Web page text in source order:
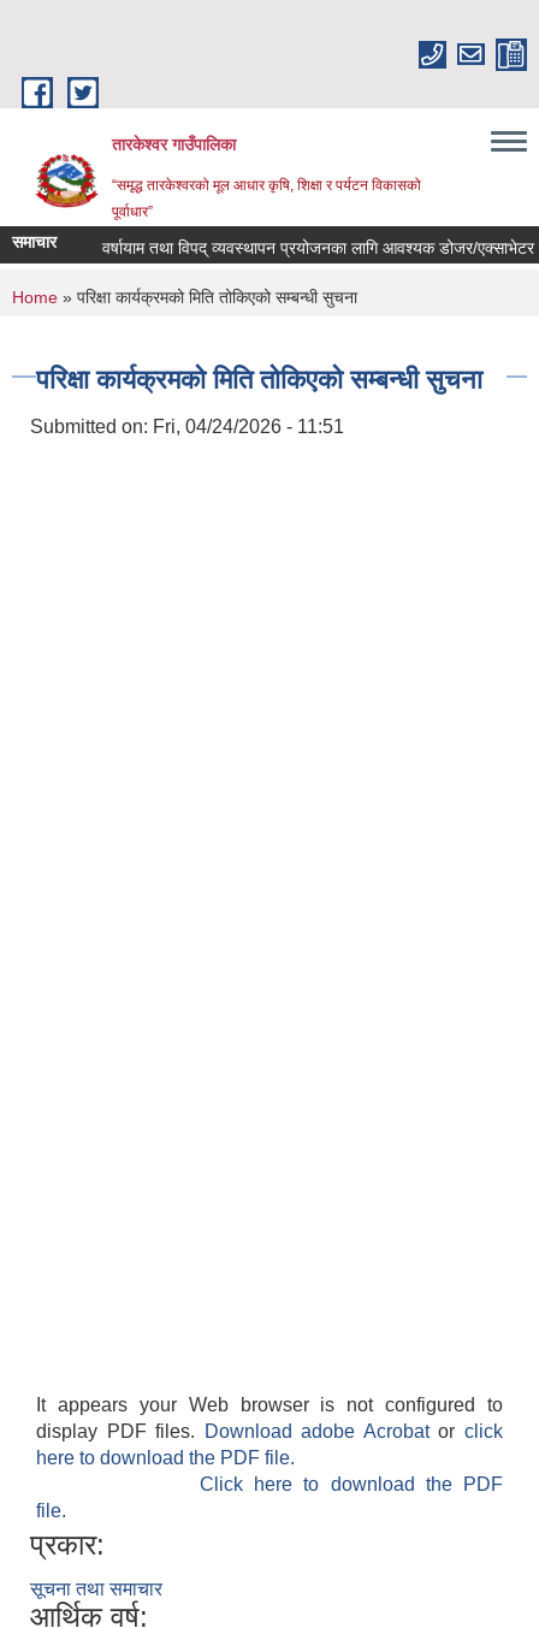
तारकेश्वर गाउँपालिका
“समृद्ध तारकेश्वरको मूल आधार कृषि, शिक्षा र पर्यटन विकासको
पूर्वाधार”
समाचार वर्षायाम तथा विपद् व्यवस्थापन प्रयोजनका लागि आवश्यक डोजर/एक्साभेटर
You are here
Home » परिक्षा कार्यक्रमको मिति तोकिएको सम्बन्धी सुचना
परिक्षा कार्यक्रमको मिति तोकिएको सम्बन्धी सुचना
Submitted on: Fri, 04/24/2026 - 11:51
It appears your Web browser is not configured to
display PDF files.
Download adobe Acrobatorclick
here to download the PDF file.
Click here to download the PDF
file.
प्रकार:
सूचना तथा समाचार
आर्थिक वर्ष: